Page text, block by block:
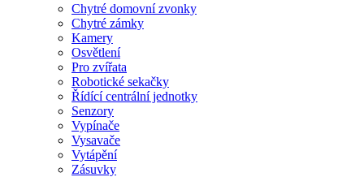
Chytré domovní zvonky
Chytré zámky
Kamery
Osvětlení
Pro zvířata
Robotické sekačky
Řídící centrální jednotky
Senzory
Vypínače
Vysavače
Vytápění
Zásuvky